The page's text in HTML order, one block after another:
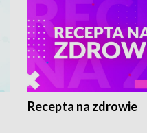
Recepta na zdrowie